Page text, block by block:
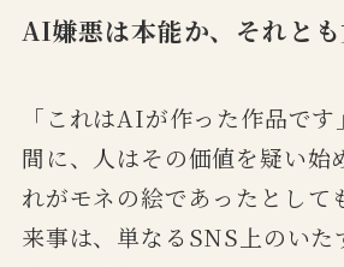
AI嫌悪は本能か、それと
「これはAIが作った作品で
間に、人はその価値を疑い始
れがモネの絵であったとして
来事は、単なるSNS上のいた